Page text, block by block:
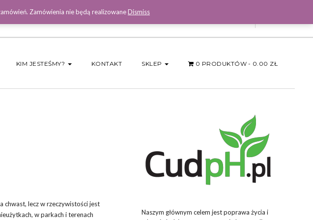
KIM JESTEŚMY? KONTAKT SKLEP 0 PRODUKTÓW 0.00 ZŁ
chwast, lecz w rzeczywistości jest
w parkach i terenach
Naszym głównym celem jest poprawa życia i
Zamówienia nie będą realizowaneDismiss